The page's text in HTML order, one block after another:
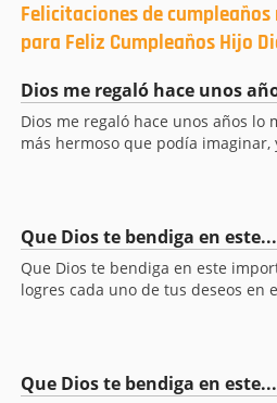
Felicitaciones de
para Feliz Cumpleaños Hijo
Dios me regaló hace unos
Dios me regaló hace unos años lo
más hermoso que podía imaginar,
Que Dios te bendiga en este...
Que Dios te bendiga en este
logres cada uno de tus deseos en
Que Dios te bendiga en este...